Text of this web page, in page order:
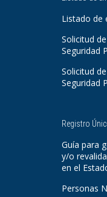
Listado de
Solicitud
Seguridad
Solicitud
Seguridad
Registro
Guía para
y/o
en el
Personas